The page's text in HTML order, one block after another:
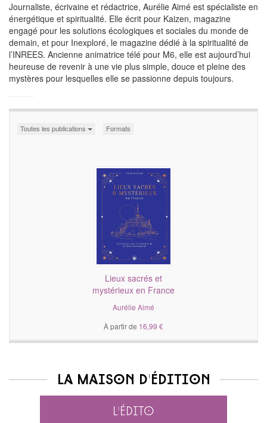
Journaliste, écrivaine et rédactrice, Aurélie Aimé est spécialiste en
énergétique et spiritualité. Elle écrit pour Kaizen, magazine
engagé pour les solutions écologiques et sociales du monde de
demain, et pour Inexploré, le magazine dédié à la spiritualité de
l’INREES. Ancienne animatrice télé pour M6, elle est aujourd’hui
heureuse de revenir à une vie plus simple, douce et pleine des
mystères pour lesquelles elle se passionne depuis toujours.
Toutes les publications Formats
Lieux sacrés et
mystérieux en France
Aurélie Aimé
À partir de 16,99 €
La maison d'édition
L'édito